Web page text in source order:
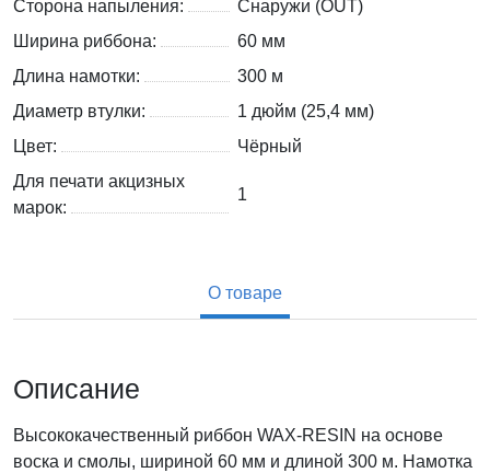
Сторона напыления:
Снаружи (OUT)
Ширина риббона:
60 мм
Длина намотки:
300 м
Диаметр втулки:
1 дюйм (25,4 мм)
Цвет:
Чёрный
Для печати акцизных
марок:
1
О товаре
Описание
Высококачественный риббон WAX-RESIN на основе
воска и смолы, шириной 60 мм и длиной 300 м. Намотка